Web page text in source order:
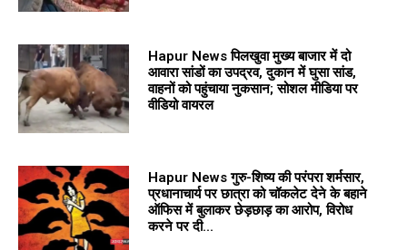
Hapur News पिलखुवा मुख्य बाजार में दो
आवारा सांडों का उपद्रव, दुकान में घुसा सांड,
वाहनों को पहुंचाया नुकसान; सोशल मीडिया पर
वीडियो वायरल
Hapur News गुरु-शिष्य की परंपरा शर्मसार,
प्रधानाचार्य पर छात्रा को चॉकलेट देने के बहाने
ऑफिस में बुलाकर छेड़छाड़ का आरोप, विरोध
करने पर दी...